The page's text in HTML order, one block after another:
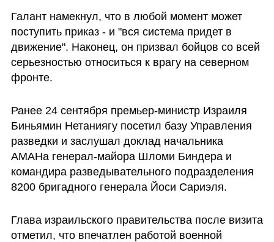
Галант намекнул, что в любой момент может
поступить приказ - и "вся система придет в
движение". Наконец, он призвал бойцов со всей
серьезностью относиться к врагу на северном
фронте.
Ранее 24 сентября премьер-министр Израиля
Биньямин Нетаниягу посетил базу Управления
разведки и заслушал доклад начальника
АМАНа генерал-майора Шломи Биндера и
командира разведывательного подразделения
8200 бригадного генерала Йоси Сариэля.
Глава израильского правительства после визита
отметил, что впечатлен работой военной